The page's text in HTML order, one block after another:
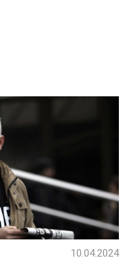
10.04.2024